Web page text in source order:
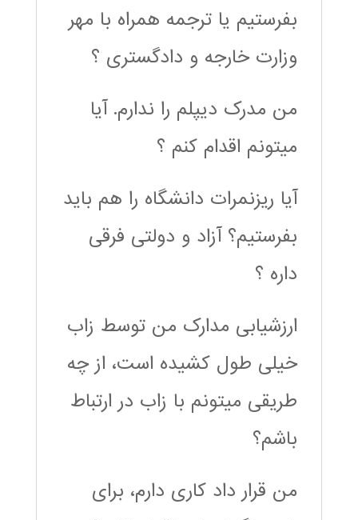
بفرستیم یا ترجمه همراه با مهر
وزارت خارجه و دادگستری ؟
من مدرک دیپلم را ندارم. آیا
میتونم اقدام کنم ؟
آیا ریزنمرات دانشگاه را هم باید
بفرستیم؟ آزاد و دولتی فرقی
داره ؟
ارزشیابی مدارک من توسط زاب
خیلی طول کشیده است، از چه
طریقی میتونم با زاب در ارتباط
باشم؟
من قرار داد کاری دارم، برای